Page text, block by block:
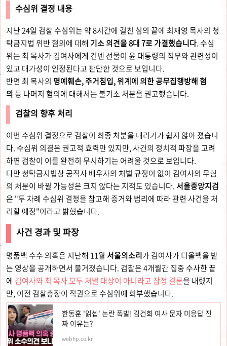
수심위 결정 내용
지난 24일 검찰 수심위는 약 8시간에 걸친 심의 끝에 최재영 목사의 청
탁금지법 위반 혐의에 대해 기소 의견을 8대 7로 가결했습니다. 수심
위는 최 목사가 김여사에게 건넨 선물이 윤 대통령의 직무와 관련성이
있고 대가성이 인정된다고 판단한 것으로 보입니다.
반면 최 목사의 명예훼손, 주거침입, 위계에 의한 공무집행방해 혐
의등 나머지 혐의에 대해서는 불기소 처분을 권고했습니다.
검찰의 향후 처리
이번 수심위 결정으로 검찰이 최종 처분을 내리기가 쉽지 않아 졌습니
다. 수심위 의결은 권고적 효력만 있지만, 사건의 정치적 파장을 고려
하면 검찰이 이를 완전히 무시하기는 어려울 것으로 보입니다.
다만 청탁금지법상 공직자 배우자의 처벌 규정이 없어 김여사의 무혐
의 처분이 바뀔 가능성은 크지 않다는 지적도 있습니다.서울중앙지검
은 "두 차례 수심위 결정을 참고해 증거와 법리에 따라 관련 사건을 처
리할 예정"이라고 밝혔습니다.
사건 경과 및 파장
명품백 수수 의혹은 지난해 11월 서울의소리가김여사가 디올백을 받
는 영상을 공개하면서 불거졌습니다. 검찰은 4개월간 집중 수사한 끝
에 김여사와 최 목사 모두 처벌 대상이 아니라고 잠정 결론을 내렸지
만, 이전 검찰총장이 직권으로 수심위에 회부했습니다.
한동훈 '읽씹' 논란 폭발! 김건희 여사 문자 미응답 진
짜 이유는?
webhp.co.kr